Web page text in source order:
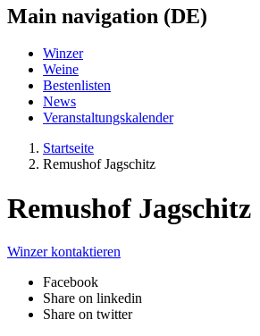
Main navigation (DE)
Winzer
Weine
Bestenlisten
News
Veranstaltungskalender
Startseite
Remushof Jagschitz
Remushof Jagschitz
Winzer kontaktieren
Facebook
Share on linkedin
Share on twitter